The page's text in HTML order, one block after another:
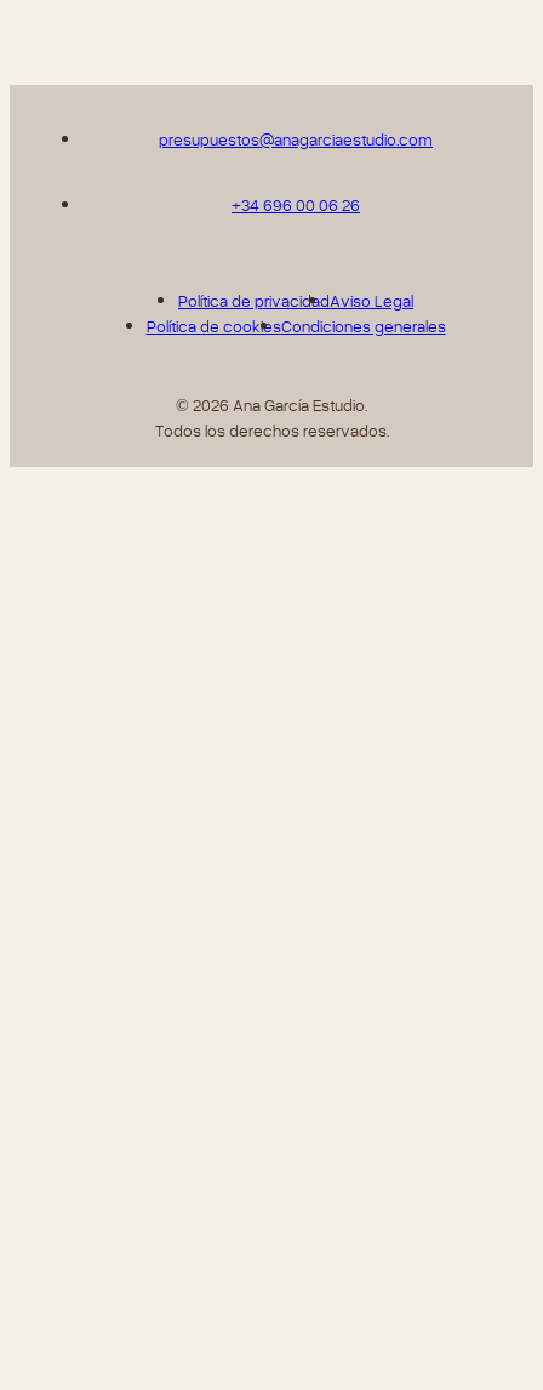
presupuestos@anagarciaestudio.com
Política de privacidadAviso Legal
Política de cookiesCondiciones generales
+34 696 00 06 26
© 2026 Ana García Estudio.
Todos los derechos reservados.